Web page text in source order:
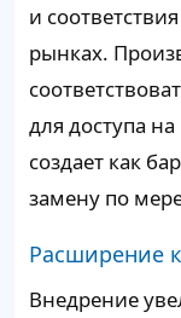
и
рынках.
для доступа
создает как
замену по
Расширение
Внедрение